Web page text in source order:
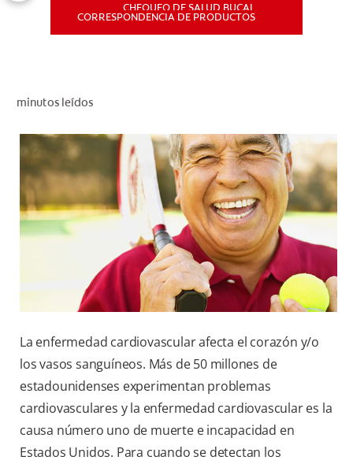
PROMOCIONES
NI (ES)
SUSCRÍBASE
CHEQUEO DE SALUD BUCAL
CORRESPONDENCIA DE PRODUCTOS
minutos leídos
La enfermedad cardiovascular afecta el corazón y/o
los vasos sanguíneos. Más de 50 millones de
estadounidenses experimentan problemas
cardiovasculares y la enfermedad cardiovascular es la
causa número uno de muerte e incapacidad en
Estados Unidos. Para cuando se detectan los